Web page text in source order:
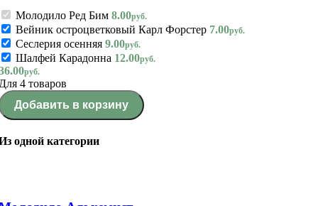
Молодило Ред Бим 8.00руб.
Вейник остроцветковый Карл Форстер 7.00руб.
Сеслерия осенняя 9.00руб.
Шалфей Карадонна 12.00руб.
руб.
4 товаров
Добавить в корзину
одной категории